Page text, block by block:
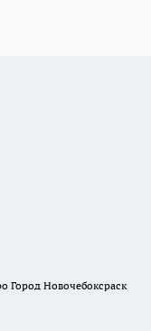
Город Новочебоксраск